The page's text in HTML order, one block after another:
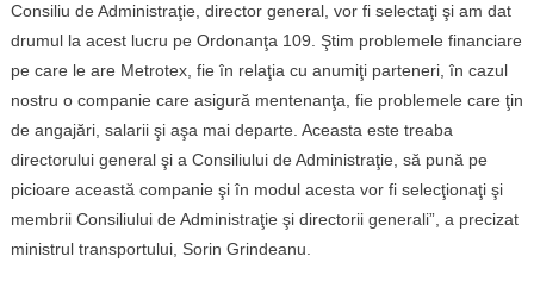
Consiliu de Administraţie, director general, vor fi selectaţi şi am dat
drumul la acest lucru pe Ordonanţa 109. Ştim problemele financiare
pe care le are Metrotex, fie în relaţia cu anumiţi parteneri, în cazul
nostru o companie care asigură mentenanţa, fie problemele care ţin
de angajări, salarii şi aşa mai departe. Aceasta este treaba
directorului general şi a Consiliului de Administraţie, să pună pe
picioare această companie şi în modul acesta vor fi selecţionaţi şi
membrii Consiliului de Administraţie şi directorii generali”, a precizat
ministrul transportului, Sorin Grindeanu.